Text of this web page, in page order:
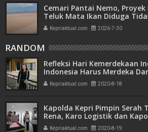
Cemari Pantai Nemo,
Teluk Mata Ikan Diduga
Amdal
Kepriaktual.com 2026-7-30
RANDOM
Refleksi Hari Kemerdekaan
Indonesia Harus Merdeka
Kekerasan!
Kepriaktual.com 2020-8-18
Kapolda Kepri Pimpin Serah
Rena, Karo Logistik dan
Kepriaktual.com 2020-8-19